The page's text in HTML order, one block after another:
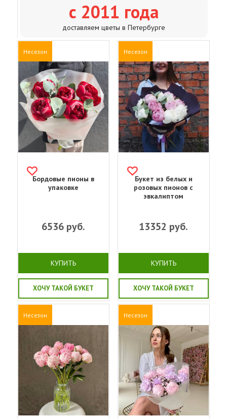
с 2011 года
доставляем цветы в Петербурге
Несезон
Бордовые пионы в
упаковке
6536 руб.
КУПИТЬ
ХОЧУ ТАКОЙ БУКЕТ
Несезон
Букет из белых и
розовых пионов с
эвкалиптом
13352 руб.
КУПИТЬ
ХОЧУ ТАКОЙ БУКЕТ
Несезон Несезон